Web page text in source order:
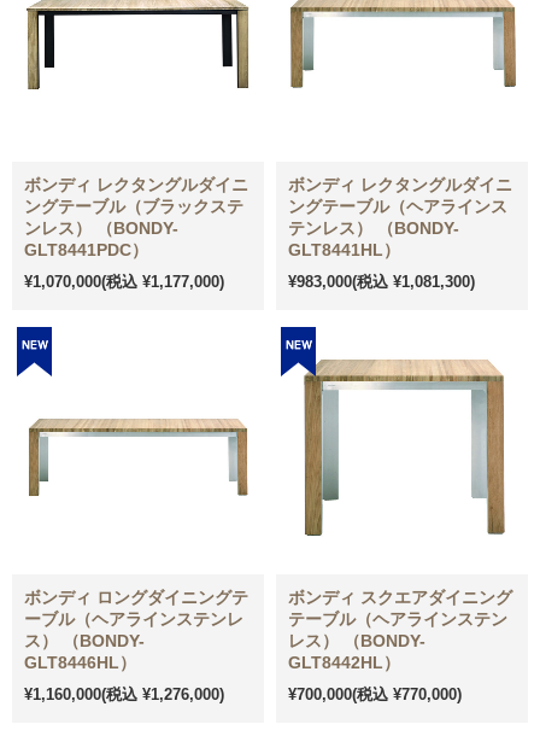
ボンディ レクタングルダイニ
ングテーブル（ブラックステ
ンレス） （BONDY-
GLT8441PDC）
¥1,070,000(税込 ¥1,177,000)
ボンディ レクタングルダイニ
ングテーブル（ヘアラインス
テンレス） （BONDY-
GLT8441HL）
¥983,000(税込 ¥1,081,300)
ボンディ ロングダイニングテ
ーブル（ヘアラインステンレ
ス） （BONDY-
GLT8446HL）
¥1,160,000(税込 ¥1,276,000)
ボンディ スクエアダイニング
テーブル（ヘアラインステン
レス） （BONDY-
GLT8442HL）
¥700,000(税込 ¥770,000)